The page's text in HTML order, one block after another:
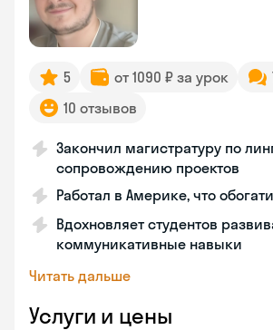
5 от 1090 ₽ за урок
10 отзывов
Закончил магистратуру по
сопровождению проектов
Работал в Америке, что
Вдохновляет студентов
коммуникативные навыки
Читать дальше
Услуги и цены